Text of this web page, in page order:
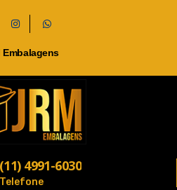
Embalagens
(11) 4991-6030
Telefone